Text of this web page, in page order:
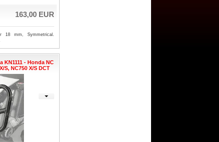
163,00 EUR
18 mm, Symmetrical.
KN1111 - Honda NC
S, NC750 X/S DCT